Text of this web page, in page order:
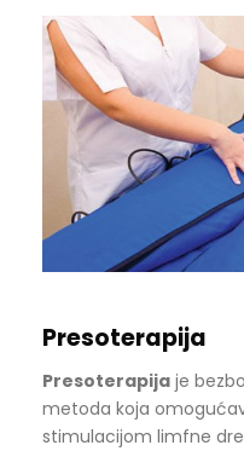
Presoterapija
Presoterapija je
metoda koja
stimulacijom limfne